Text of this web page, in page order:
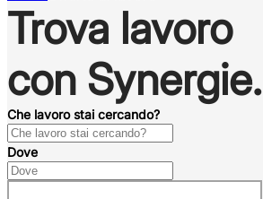
Trova lavoro
con Synergie.
Che lavoro stai cercando?
Dove